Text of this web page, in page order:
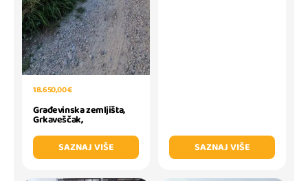
18.650,00 €
Građevinska zemljišta,
Grkaveščak,
SAZNAJ VIŠE
SAZNAJ VIŠE